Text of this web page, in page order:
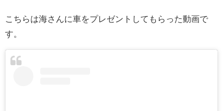
こちらは海さんに車をプレゼントしてもらった動画で
す。